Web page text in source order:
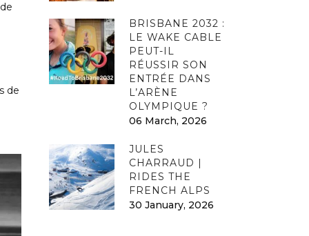
de
BRISBANE 2032 :
LE WAKE CABLE
PEUT-IL
RÉUSSIR SON
ENTRÉE DANS
L’ARÈNE
OLYMPIQUE ?
06 March, 2026
JULES
CHARRAUD |
RIDES THE
FRENCH ALPS
30 January, 2026